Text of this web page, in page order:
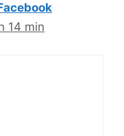
14 min